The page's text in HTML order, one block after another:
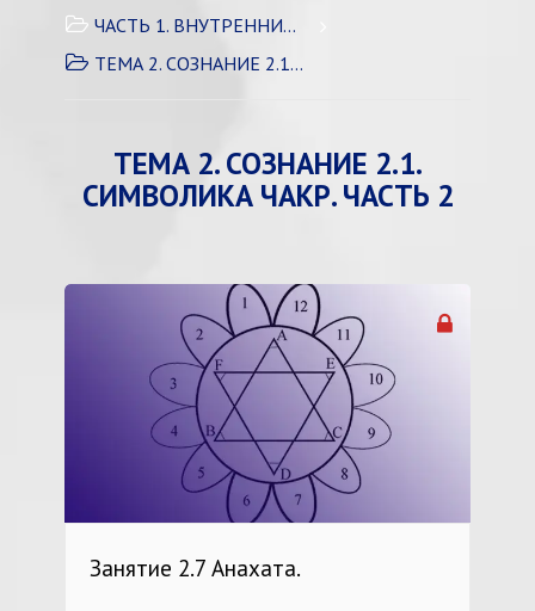
ЧАСТЬ 1. ВНУТРЕННИЙ МИР
ТЕМА 2. СОЗНАНИЕ 2.1. СИМВОЛИКА ЧАКР. ЧАСТЬ 2
ТЕМА 2. СОЗНАНИЕ 2.1.
СИМВОЛИКА ЧАКР. ЧАСТЬ 2
Занятие 2.7 Анахата.